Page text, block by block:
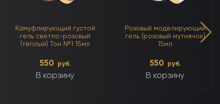
Камуфлирующий густой
гель светло-розовый
(тёплый) Тон №1 15мл
550 руб.
В корзину
Розовый моделирующий
гель (розовый мутнячок)
15мл
550 руб.
В корзину